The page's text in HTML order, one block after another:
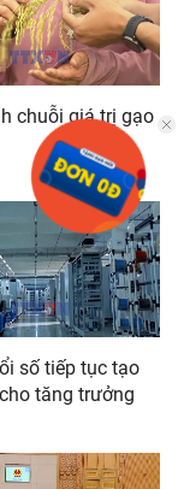
chuỗi giá trị gạo
số tiếp tục tạo
tăng trưởng